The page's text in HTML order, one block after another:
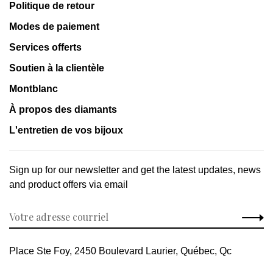
Politique de retour
Modes de paiement
Services offerts
Soutien à la clientèle
Montblanc
À propos des diamants
L'entretien de vos bijoux
Sign up for our newsletter and get the latest updates, news
and product offers via email
Place Ste Foy, 2450 Boulevard Laurier, Québec, Qc